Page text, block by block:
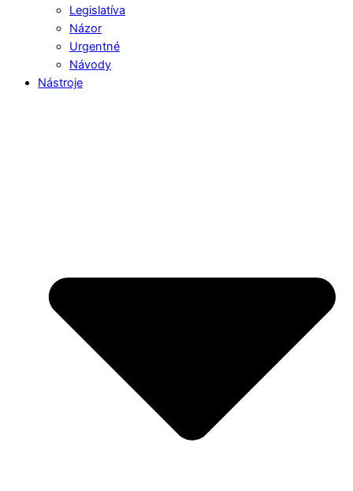
Legislatíva
Názor
Urgentné
Návody
Nástroje